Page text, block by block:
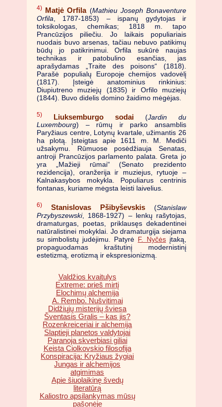
4) Matjė Orfila(Mathieu Joseph Bonaventure
Orfila , 1787-1853) – ispanų gydytojas ir
toksikologas, chemikas; 1818 m. tapo
Prancūzijos piliečiu. Jo laikais populiariais
nuodais buvo arsenas, tačiau nebuvo patikimų
būdų jo patikrinimui. Orfila sukūrė naujas
technikas ir patobulino esančias, jas
aprašydamas „Traite des poisons“ (1818).
Parašė populialų Europoje chemijos vadovėlį
(1817). Įsteigė anatominius rinkinius:
Diupiutreno muziejų (1835) ir Orfilo muziejų
(1844). Buvo didelis domino žaidimo mėgėjas.
5) Liuksemburgo sodai (Jardin du
Luxembourg) – rūmų ir parko ansamblis
Paryžiaus centre, Lotynų kvartale, užimantis 26
ha plotą. Įsteigtas apie 1611 m. M. Mediči
užsakymu. Rūmuose posėdžiauja Senatas,
antroji Prancūzijos parlamento palata. Greta jo
yra „Mažieji rūmai“ (Senato prezidento
rezidencija), oranžerija ir muziejus, rytuoje –
Kalnakasybos mokykla. Populiarus centrinis
fontanas, kuriame mėgsta leisti laivelius.
6) Stanislovas Pšibyševskis (Stanislaw
Przybyszewski, 1868-1927) – lenkų rašytojas,
dramaturgas, poetas, priklausęs dekadentinei
natūralistinei mokyklai. Jo dramaturgija siejama
su simbolistų judėjimu. Patyrė F. Nyčės įtaką,
propaguodamas kraštutinį modernistinį
estetizmą, erotizmą ir ekspresionizmą.
Valdžios kvaitulys
Extreme: prieš mirtį
Elochimų alchemija
A. Rembo. Nušvitimai
Didžiųjų misterijų šviesa
Šventasis Gralis – kas jis?
Rozenkreiceriai ir alchemija
Slaptieji planetos valdytojai
Paranoja skverbiasi giliai
Keista Ciolkovskio filosofija
Konspiracija: Kryžiaus žygiai
Jungas ir alchemijos
atgimimas
Apie šiuolaikinę švedų
literatūrą
Kaliostro apsilankymas mūsų
pašonėje